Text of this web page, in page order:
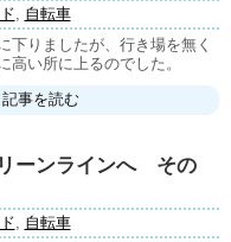
自転車
下りましたが、行き場を無く
高い所に上るのでした。
記事を読む
ーンラインへ その
自転車